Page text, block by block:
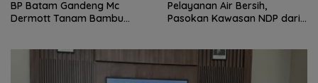
BP Batam Gandeng Mc
Dermott Tanam Bambu
Pelayanan Air Bersih,
Pasokan Kawasan NDP dari